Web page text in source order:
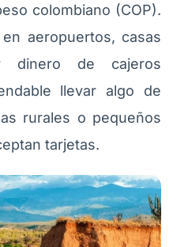
colombiano (COP).
aeropuertos, casas
dinero de cajeros
llevar algo de
rurales o pequeños
tarjetas.